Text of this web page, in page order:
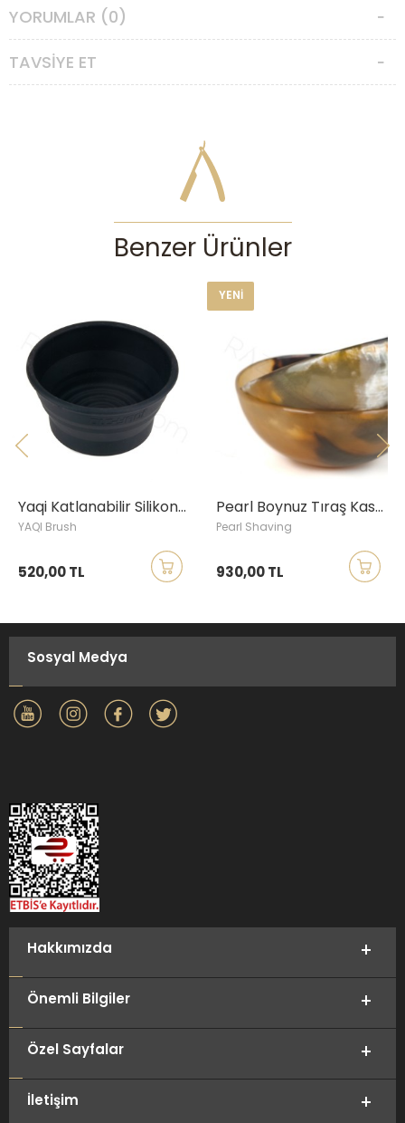
YORUMLAR (0)
TAVSIYE ET
Benzer Ürünler
Yaqi Katlanabilir Silikon Tıraş Kasesi, Siyah
YAQI Brush
520,00 TL
YENI
Pearl Boynuz Tıraş Kasesi, Açık renkli
Pearl Shaving
930,00 TL
Sosyal Medya
Hakkımızda
Önemli Bilgiler
Özel Sayfalar
İletişim